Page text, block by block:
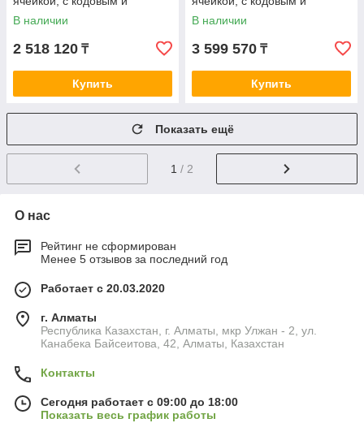
ключевым замками
В наличии
2 518 120 ₸
Купить
ключевым замками
В наличии
3 599 570 ₸
Купить
Показать ещё
1 / 2
О нас
Рейтинг не сформирован
Менее 5 отзывов за последний год
Работает с 20.03.2020
г. Алматы
Республика Казахстан, г. Алматы, мкр Улжан - 2, ул.
Канабека Байсеитова, 42, Алматы, Казахстан
Контакты
Сегодня работает с 09:00 до 18:00
Показать весь график работы